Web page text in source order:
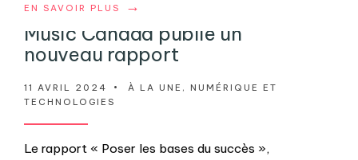
EN SAVOIR PLUS →
Music Canada publie un
nouveau rapport
11 AVRIL 2024 • À LA UNE , NUMÉRIQUE ET
TECHNOLOGIES
Le rapport « Poser les bases du succès »,